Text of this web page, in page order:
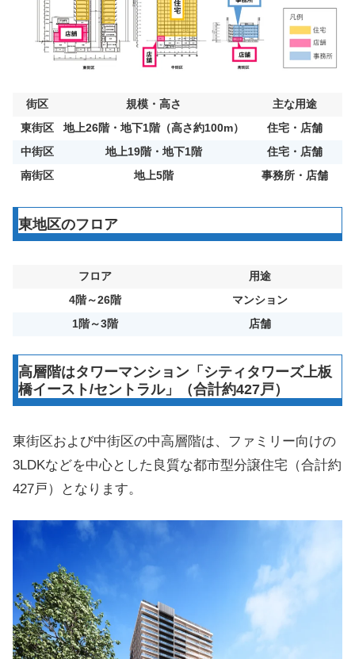
街区 規模・高さ
主な用途
東街区
地上26階・地下1階（高さ約100m）
住宅・店舗
中街区
地上19階・地下1階
住宅・店舗
南街区
地上5階 事務所・店舗
東地区のフロア
フロア
用途
4階～26階
マンション
1階～3階
店舗
高層階はタワーマンション「シティタワーズ上板
橋イースト/セントラル」（合計約427戸）
東街区および中街区の中高層階は、ファミリー向けの
3LDKなどを中心とした良質な都市型分譲住宅（合計約
427戸）となります。